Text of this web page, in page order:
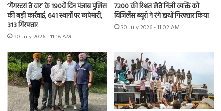
‘गैंगस्टरां ते वार’ के 190वें दिन पंजाब पुलिस
की बड़ी कार्रवाई, 641 स्थानों पर छापेमारी,
313 गिरफ्तार
30 July 2026 - 11:16 AM
7200 की रिश्वत लेते निजी व्यक्ति को
विजिलेंस ब्यूरो ने रंगे हाथों गिरफ्तार किया
30 July 2026 - 11:02 AM